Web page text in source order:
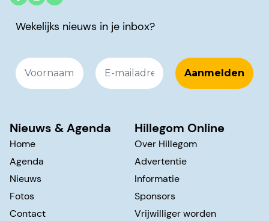
Wekelijks nieuws in je inbox?
Nieuws & Agenda
Home
Agenda
Nieuws
Fotos
Contact
Hillegom Online
Over Hillegom
Advertentie
Informatie
Sponsors
Vrijwilliger worden